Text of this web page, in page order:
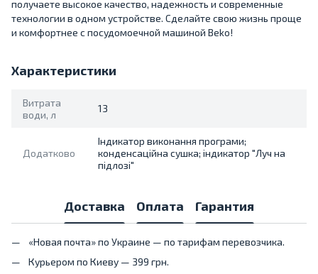
получаете высокое качество, надежность и современные
технологии в одном устройстве. Сделайте свою жизнь проще
и комфортнее с посудомоечной машиной Beko!
Характеристики
Витрата
води, л
13
Додатково
Індикатор виконання програми;
конденсаційна сушка; індикатор "Луч на
підлозі"
Доставка Оплата Гарантия
«Новая почта» по Украине — по тарифам перевозчика.
Курьером по Киеву — 399 грн.